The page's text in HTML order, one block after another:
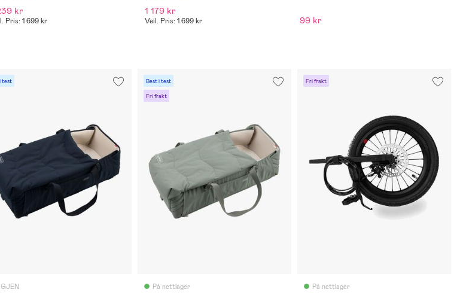
kr
Pris: 1 699 kr
1 179 kr
Veil. Pris: 1 699 kr 99 kr
test Best i test
Fri frakt
På nettlager
Fri frakt
På nettlager